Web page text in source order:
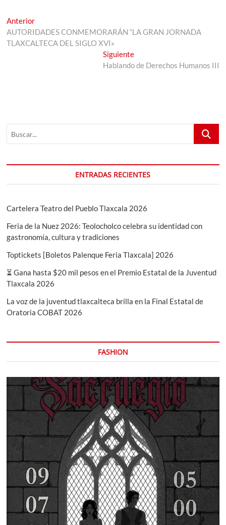
Navegación
de
AnteriorEntrada
anterior:
AUTORIDADES CONMEMORARÁN “LA GRAN JORNADA
TLAXCALTECA DEL SIGLO XVI»
SiguienteEntrada
siguiente:
Hablando de Derechos Humanos III
Buscar...
ENTRADAS RECIENTES
Cartelera Teatro del Pueblo Tlaxcala 2026
Feria de la Nuez 2026: Teolocholco celebra su identidad con
gastronomía, cultura y tradiciones
Toptickets [Boletos Palenque Feria Tlaxcala] 2026
⏳ Gana hasta $20 mil pesos en el Premio Estatal de la Juventud
Tlaxcala 2026
La voz de la juventud tlaxcalteca brilla en la Final Estatal de
Oratoria COBAT 2026
FASHION